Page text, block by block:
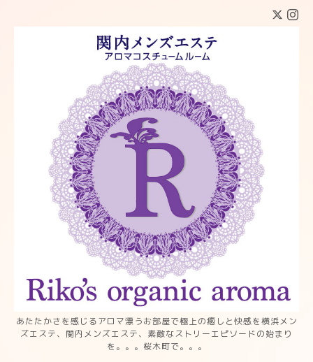
あたたかさを感じるアロマ漂うお部屋で極上の癒しと快感を横浜メン
ズエステ、関内メンズエステ、素敵なストリーエピソードの始まり
を。。。桜木町で。。。